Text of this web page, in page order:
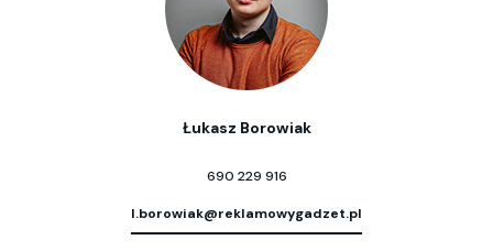
Łukasz Borowiak
690 229 916
l.borowiak@reklamowygadzet.pl